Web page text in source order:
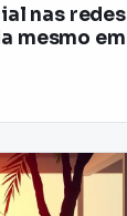
nas redes
mesmo em